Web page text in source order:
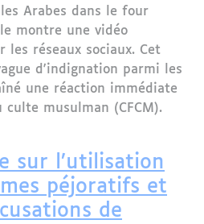
Arabes dans le four
montre une vidéo
les réseaux sociaux. Cet
d'indignation parmi les
une réaction immédiate
musulman (CFCM).
sur l’utilisation
péjoratifs et
de